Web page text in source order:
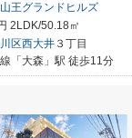
王グランドヒルズ
2LDK/50.18㎡
区西大井 ３丁目
「大森」駅 徒歩11分